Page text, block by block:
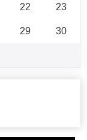
22
23
29
30